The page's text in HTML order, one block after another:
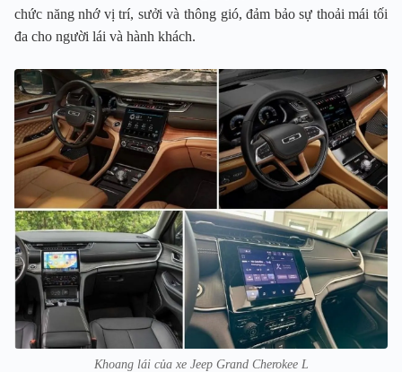
chức năng nhớ vị trí, sưởi và thông gió, đảm bảo sự thoải mái tối
đa cho người lái và hành khách.
Khoang lái của xe Jeep Grand Cherokee L